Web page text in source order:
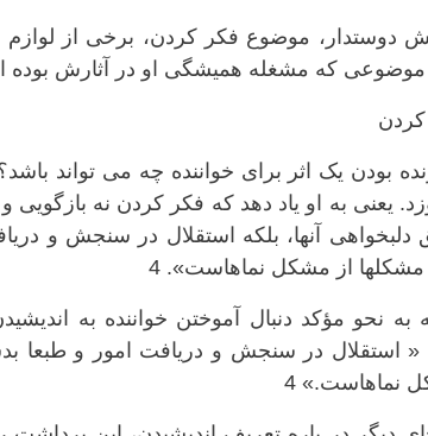
دوستدار، موضوع فکر کردن، برخی از
موضوعی که مشغله همیشگی او در آثارش
بودن یک اثر برای خواننده چه می تواند
یعنی به او ياد دهد که فکر کردن نه
دلبخواهی آنها، بلکه استقلال در سنجش و
مشکلها از مشکل نماهاست». 4
به نحو مؤکد دنبال آموختن خواننده به
« استقلال در سنجش و دریافت امور و
نماهاست.» 4